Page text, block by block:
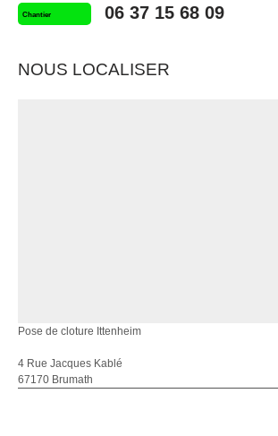
Chantier 06 37 15 68 09
NOUS LOCALISER
Pose de cloture Ittenheim
4 Rue Jacques Kablé
67170 Brumath